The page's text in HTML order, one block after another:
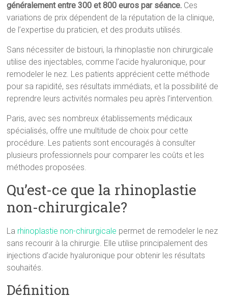
généralement entre 300 et 800 euros par séance. Ces
variations de prix dépendent de la réputation de la clinique,
de l’expertise du praticien, et des produits utilisés.
Sans nécessiter de bistouri, la rhinoplastie non chirurgicale
utilise des injectables, comme l’acide hyaluronique, pour
remodeler le nez. Les patients apprécient cette méthode
pour sa rapidité, ses résultats immédiats, et la possibilité de
reprendre leurs activités normales peu après l’intervention.
Paris, avec ses nombreux établissements médicaux
spécialisés, offre une multitude de choix pour cette
procédure. Les patients sont encouragés à consulter
plusieurs professionnels pour comparer les coûts et les
méthodes proposées.
Qu’est-ce que la rhinoplastie
non-chirurgicale?
La rhinoplastie non-chirurgicale permet de remodeler le nez
sans recourir à la chirurgie. Elle utilise principalement des
injections d’acide hyaluronique pour obtenir les résultats
souhaités.
Définition